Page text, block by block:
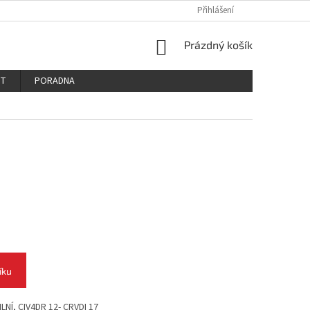
REKLAMAČNÍ ŘÁD
Přihlášení
NÁKUPNÍ
Prázdný košík
PORADNA
CIV4DR 12- CRVDI 17